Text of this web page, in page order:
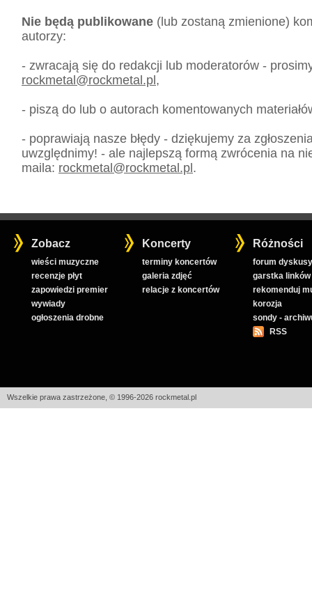
Nie będą publikowane (lub zostaną zmienione)
autorzy:
- zwracają się do redakcji lub moderatorów -
rockmetal@rockmetal.pl,
- piszą do lub o autorach komentowanych
- poprawiają nasze błędy - dziękujemy za
uwzględnimy! - ale najlepszą formą zwrócenia na
maila: rockmetal@rockmetal.pl.
Zobacz
wieści muzyczne
recenzje płyt
zapowiedzi premier
wywiady
ogłoszenia drobne
Koncerty
terminy koncertów
galeria zdjęć
relacje z koncertów
Różności
forum
garstka linków
rekomenduj
korozja
sondy -
RSS
Wszelkie prawa zastrzeżone, © 1996-2026 rockmetal.pl